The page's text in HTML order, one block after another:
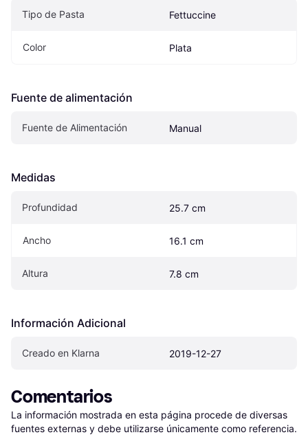
Tipo de Pasta Fettuccine
Color Plata
Fuente de alimentación
Fuente de Alimentación Manual
Medidas
Profundidad 25.7 cm
Ancho 16.1 cm
Altura 7.8 cm
Información Adicional
Creado en Klarna 2019-12-27
Comentarios
La información mostrada en esta página procede de diversas
fuentes externas y debe utilizarse únicamente como referencia.